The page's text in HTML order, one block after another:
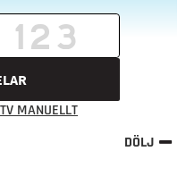
MANUELLT
DÖLJ